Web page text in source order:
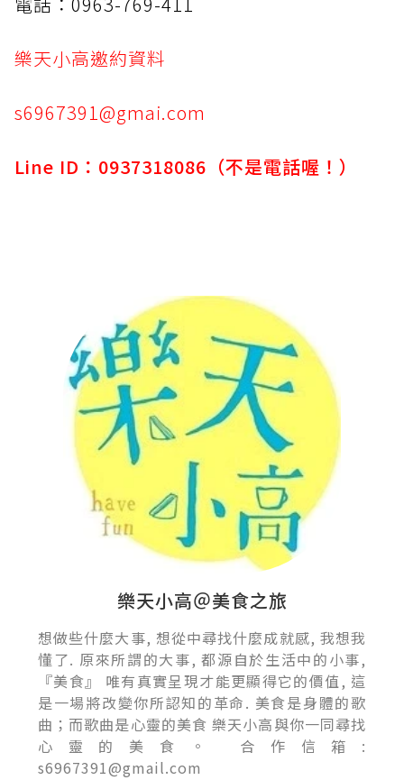
樂天小高邀約資料
s6967391@gmai.com
Line ID：0937318086（不是電話喔！）
樂天小高＠美食之旅
想做些什麼大事, 想從中尋找什麼成就感, 我想我
懂了. 原來所謂的大事, 都源自於生活中的小事,
『美食』 唯有真實呈現才能更顯得它的價值, 這
是一場將改變你所認知的革命. 美食是身體的歌
曲；而歌曲是心靈的美食 樂天小高與你一同尋找
心靈的美食。 合作信箱:
s6967391@gmail.com